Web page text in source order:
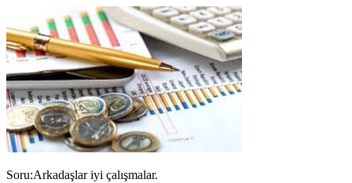
Soru:Arkadaşlar iyi çalışmalar.